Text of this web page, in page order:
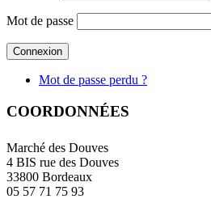
Mot de passe
Mot de passe perdu ?
COORDONNÉES
Marché des Douves
4 BIS rue des Douves
33800 Bordeaux
05 57 71 75 93